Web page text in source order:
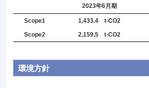
2023年6月期
Scope1 1,433.4 t-CO2
Scope2
2,159.5 t-CO2
環境方針